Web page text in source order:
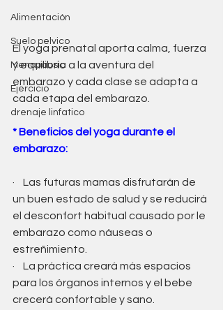
Alimentación
Suelo pelvico
Menopausia
Ejercicio
drenaje linfatico
El yoga prenatal aporta calma, fuerza
y equilibrio a la aventura del
embarazo y cada clase se adapta a
cada etapa del embarazo.
* Beneficios del yoga durante el
embarazo:
·    Las futuras mamas disfrutarán de
un buen estado de salud y se reducirá
el desconfort habitual causado por le
embarazo como náuseas o
estreñimiento.
·    La práctica creará más espacios
para los órganos internos y el bebe
crecerá confortable y sano.